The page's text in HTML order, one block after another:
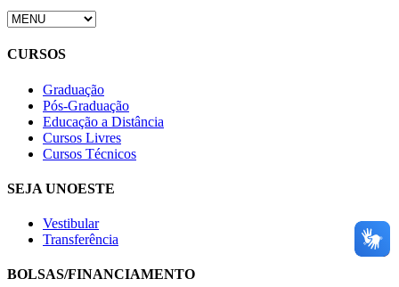
CURSOS
Graduação
Pós-Graduação
Educação a Distância
Cursos Livres
Cursos Técnicos
SEJA UNOESTE
Vestibular
Transferência
BOLSAS/FINANCIAMENTO